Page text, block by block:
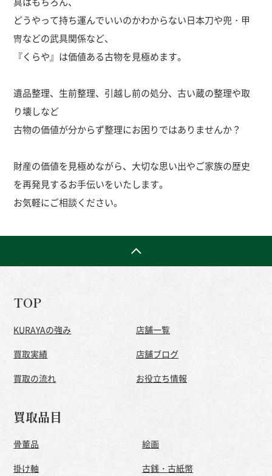
どうやって持ち運んでいいのかわからない日本刀や兜・甲
冑などの武具関係など、
『くらや』は価値ある古物を見極めます。
遺品整理、生前整理、引越し前の処分、古い蔵の整理や取
り壊しなど
古物の価値が分からず整理にお困りではありませんか？
財産の価値を見極めながら、大切な思い出やご家族の歴史
を再発見するお手伝いをいたします。
お気軽にご相談ください。
TOP
KURAYAの強み
買取実績
買取の流れ
店舗一覧
店舗ブログ
お役立ち情報
買取品目
骨董品
絵画
掛け軸
古銭・古紙幣